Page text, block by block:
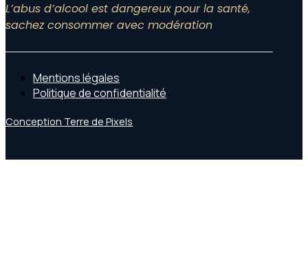
L’abus d’alcool est dangereux pour la santé,
sachez consommer avec modération
Mentions légales
Politique de confidentialité
Conception Terre de Pixels